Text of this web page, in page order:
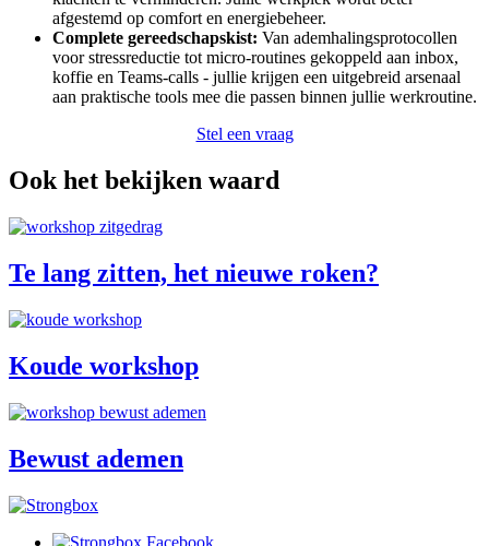
afgestemd op comfort en energiebeheer.
Complete gereedschapskist: Van ademhalingsprotocollen
voor stressreductie tot micro-routines gekoppeld aan inbox,
koffie en Teams-calls - jullie krijgen een uitgebreid arsenaal
aan praktische tools mee die passen binnen jullie werkroutine.
Stel een vraag
Ook het bekijken waard
Te lang zitten, het nieuwe roken?
Koude workshop
Bewust ademen